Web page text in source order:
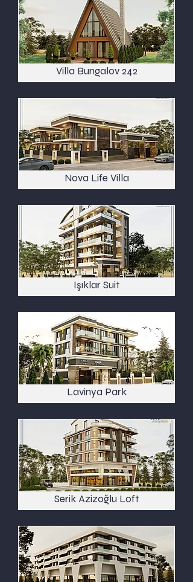
Villa Bungalov 242
Nova Life Villa
Işıklar Suit
Lavinya Park
Serik Azizoğlu Loft